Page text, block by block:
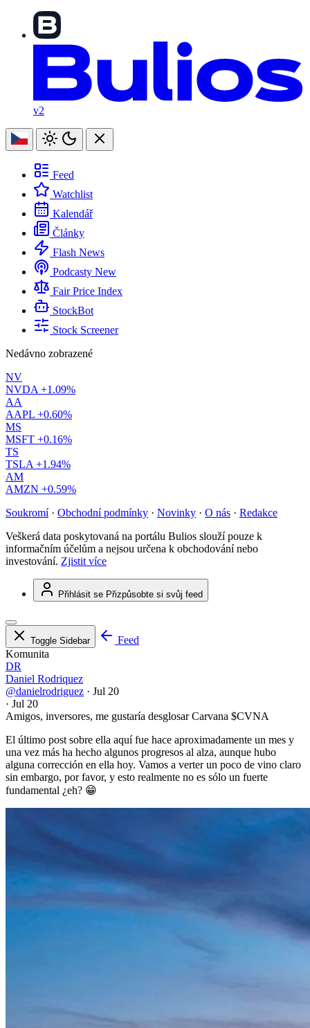
v2
Feed
Watchlist
Kalendář
Články
Flash News
Podcasty New
Fair Price Index
StockBot
Stock Screener
Nedávno zobrazené
NV
NVDA +1.09%
AA
AAPL +0.60%
MS
MSFT +0.16%
TS
TSLA +1.94%
AM
AMZN +0.59%
Soukromí · Obchodní podmínky · Novinky · O nás · Redakce
Veškerá data poskytovaná na portálu Bulios slouží pouze k
informačním účelům a nejsou určena k obchodování nebo
investování. Zjistit více
Přihlásit se Přizpůsobte si svůj feed
Toggle Sidebar
Feed
Komunita
DR
Daniel Rodriquez
@danielrodriguez · Jul 20
· Jul 20
Amigos, inversores, me gustaría desglosar Carvana $CVNA
El último post sobre ella aquí fue hace aproximadamente un mes y
una vez más ha hecho algunos progresos al alza, aunque hubo
alguna corrección en ella hoy. Vamos a verter un poco de vino claro
sin embargo, por favor, y esto realmente no es sólo un fuerte
fundamental ¿eh? 😁